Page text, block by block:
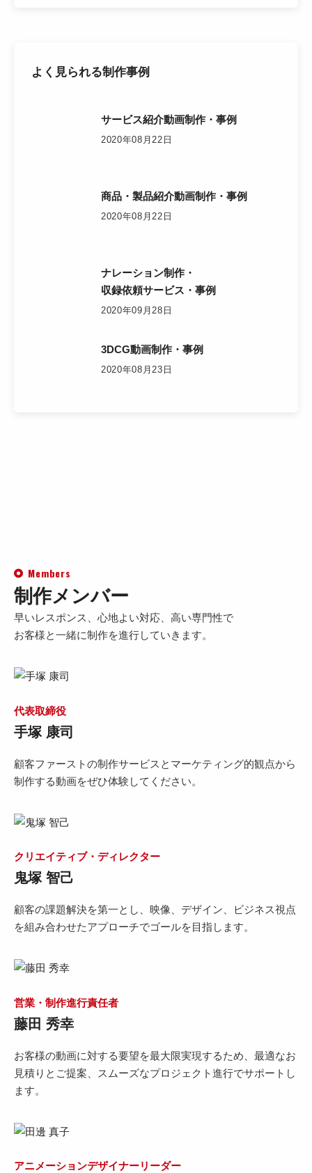
よく見られる制作事例
サービス紹介動画制作・事例
2020年08月22日
商品・製品紹介動画制作・事例
2020年08月22日
ナレーション制作・
収録依頼サービス・事例
2020年09月28日
3DCG動画制作・事例
2020年08月23日
Members
制作メンバー
早いレスポンス、心地よい対応、高い専門性で
お客様と一緒に制作を進行していきます。
代表取締役
手塚 康司
顧客ファーストの制作サービスとマーケティング的観点から
制作する動画をぜひ体験してください。
クリエイティブ・ディレクター
鬼塚 智己
顧客の課題解決を第一とし、映像、デザイン、ビジネス視点
を組み合わせたアプローチでゴールを目指します。
営業・制作進行責任者
藤田 秀幸
お客様の動画に対する要望を最大限実現するため、最適なお
見積りとご提案、スムーズなプロジェクト進行でサポートし
ます。
アニメーションデザイナーリーダー